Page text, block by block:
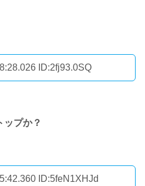
ID:2fj93.0SQ
ップか？
ID:5feN1XHJd